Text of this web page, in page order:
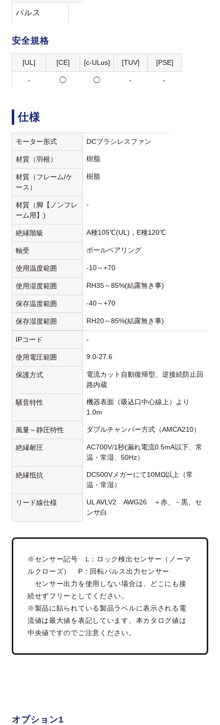
パルス
安全規格
[UL] [CE] [c-ULus] [TUV] [PSE]
- ◯ ◯ - -
仕様
モーター形式 DCブラシレスファン
材質（羽根） 樹脂
材質（フレーム/ケ
ース）
樹脂
材質（脚【ノンフレ
ーム用】)
-
絶縁階級 A種105℃(UL)，E種120℃
軸受 ボールベアリング
使用温度範囲 -10～+70
使用湿度範囲 RH35～85%(結露無き事)
保存温度範囲 -40～+70
保存湿度範囲 RH20～85%(結露無き事)
IPコード -
使用電圧範囲 9.0-27.6
保護方式
電流カット自動復帰型、逆接続防止回
路内蔵
騒音特性
機器表面（吸込口中心線上）より
1.0m
風量～静圧特性 ダブルチャンバー方式（AMCA210）
絶縁耐圧
AC700V/1秒(漏れ電流0.5mA以下、常
温・常湿、50Hz）
絶縁抵抗
DC500Vメガーにて10MΩ以上（常
温・常湿）
リード線仕様
UL AVLV2 AWG26 ＋赤、－黒、セ
ンサ白
※センサー記号 L：ロック検出センサー（ノーマ
ルクローズ） P：回転パルス出力センサー
センサー出力を使用しない場合は、どこにも接
続せずフリーとしてください。
※製品に貼られている製品ラベルに表示される電
流値は最大値を表記しています。本カタログ値は
中央値ですのでご注意ください。
オプション1